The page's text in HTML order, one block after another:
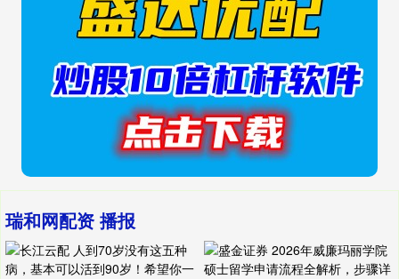
瑞和网配资 播报